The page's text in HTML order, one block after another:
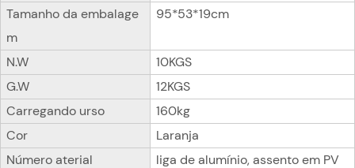
Tamanho da embalage
m
95*53*19cm
N.W
10KGS
G.W
12KGS
Carregando urso
160kg
Cor
Laranja
Número aterial
liga de alumínio, assento em PV